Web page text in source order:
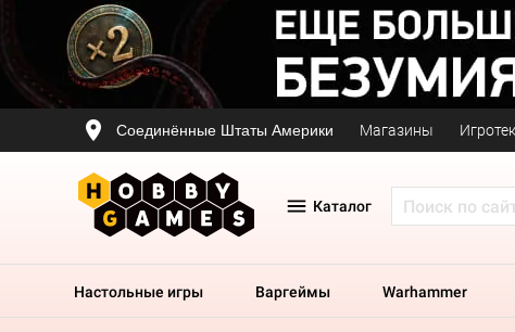
Соединённые Штаты Америки Магазины
Каталог
Настольные игры Варгеймы Warhammer